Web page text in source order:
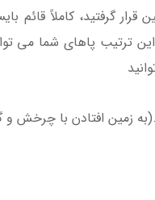
گرفتید، کاملاً قائم
ترتیب پاهای شما می